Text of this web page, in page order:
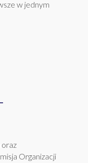
w jednym
oraz
Organizacji